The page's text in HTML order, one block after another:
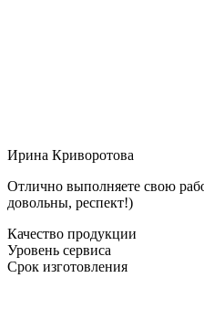
Ирина Криворотова
Отлично выполняете свою
довольны, респект!)
Качество продукции
Уровень сервиса
Срок изготовления